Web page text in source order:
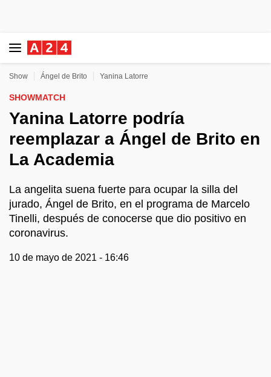
Show Ángel de Brito Yanina Latorre
SHOWMATCH
Yanina Latorre podría
reemplazar a Ángel de Brito en
La Academia
La angelita suena fuerte para ocupar la silla del
jurado, Ángel de Brito, en el programa de Marcelo
Tinelli, después de conocerse que dio positivo en
coronavirus.
10 de mayo de 2021 - 16:46